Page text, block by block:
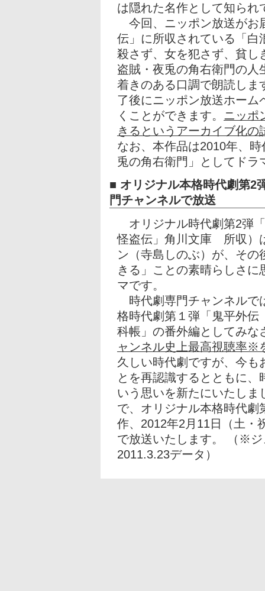
は隠れた名作として知られ
今回、ニッポン放送がお
伝」に所収されている「
殺さず、女を犯さず、貧し
盗賊・夜兎の角右衛門の
着きのある口調で朗読しま
了後にニッポン放送ホーム
くことができます。 ニッポ
きるというアーカイブ化
なお、本作品は2010年、
兎の角右衛門」としてドラ
■ オリジナル本格時代劇第
門チャンネルで放送
オリジナル時代劇第2弾
怪盗伝」角川文庫 所収）
ン（寺島しのぶ）が、そ
きる」ことの素晴らしさ
マです。
時代劇専門チャンネルで
格時代劇第１弾「鬼平外
科帳」の番外編としてみな
ャンネル史上最高視聴率※
久しい時代劇ですが、今も
とを再認識するとともに
いう思いを新たにいたしま
で、オリジナル本格時代
作、2012年2月11日（土・
で放送いたします。 （※
2011.3.23データ）